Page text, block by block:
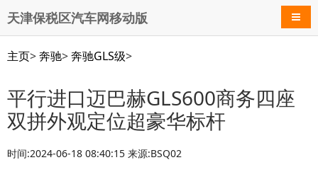
天津保税区汽车网移动版 导航
主页>奔驰>奔驰GLS级>
平行进口迈巴赫GLS600商务四座
双拼外观定位超豪华标杆
时间:2024-06-18 08:40:15 来源:BSQ02